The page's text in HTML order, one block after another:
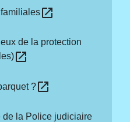
open_in_new
de la protection
open_in_new
?open_in_new
de la Police judiciaire